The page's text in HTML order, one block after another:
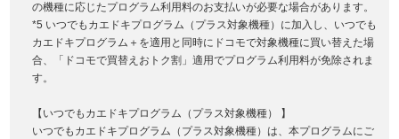
の機種に応じたプログラム利用料のお支払いが必要な場合があります。
*5 いつでもカエドキプログラム（プラス対象機種）に加入し、いつでも
カエドキプログラム＋を適用と同時にドコモで対象機種に買い替えた場
合、「ドコモで買替えおトク割」適用でプログラム利用料が免除されま
す。
【いつでもカエドキプログラム（プラス対象機種） 】
いつでもカエドキプログラム（プラス対象機種）は、本プログラムにご